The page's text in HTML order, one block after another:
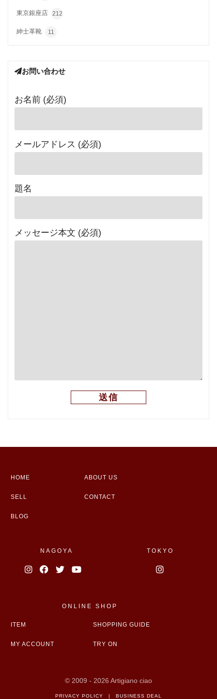
東京銀座店 212
紳士革靴 11
お問い合わせ
お名前 (必須)
メールアドレス (必須)
題名
メッセージ本文 (必須)
HOME ABOUT US
SELL CONTACT
BLOG
NAGOYA TOKYO
ONLINE SHOP
ITEM SHOPPING GUIDE
MY ACCOUNT TRY ON
© 2009 - 2026 Artigiano ciao
PRIVACY POLICY | BUSINESS DEAL